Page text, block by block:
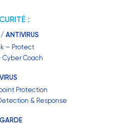
:
ANTIVIRUS
– Protect
Cyber Coach
Protection
& Response